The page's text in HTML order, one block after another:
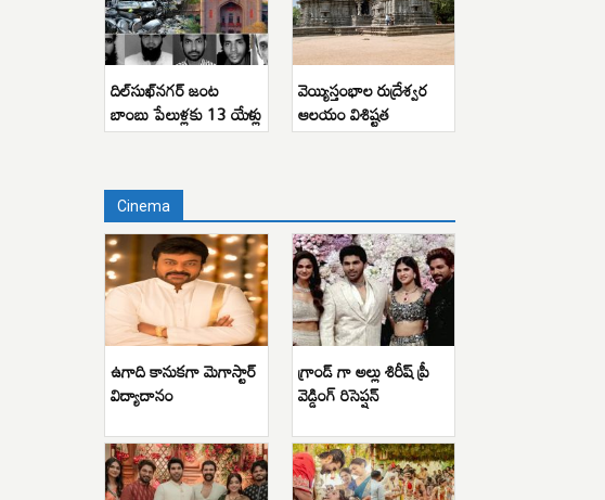
దిల్‌సుఖ్‌నగర్ జంట
బాంబు పేలుళ్లకు 13 యేళ్లు
వెయ్యిస్తంభాల రుద్రేశ్వర
ఆలయం విశిష్టత
Cinema
ఉగాది కానుకగా మెగాస్టార్
విద్యాదానం
గ్రాండ్ గా అల్లు శిరీష్ ప్రీ
వెడ్డింగ్ రిసెప్షన్